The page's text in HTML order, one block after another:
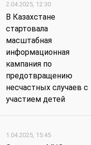
2.04.2025, 12:30
В Казахстане
стартовала
масштабная
информационная
кампания по
предотвращению
несчастных случаев с
участием детей
1.04.2025, 15:45